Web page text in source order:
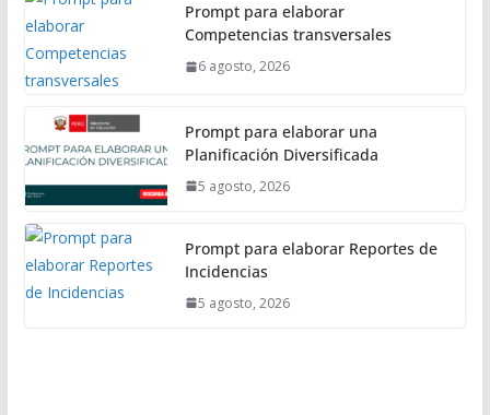
Prompt para elaborar
Competencias transversales
6 agosto, 2026
Prompt para elaborar una
Planificación Diversificada
5 agosto, 2026
Prompt para elaborar Reportes de
Incidencias
5 agosto, 2026